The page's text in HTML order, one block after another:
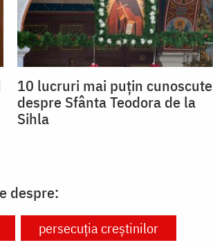
10 lucruri mai puțin cunoscute
despre Sfânta Teodora de la
Sihla
despre:
persecuția creștinilor